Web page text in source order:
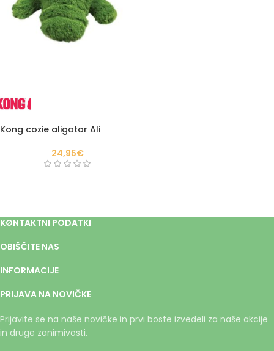
Kong cozie aligator Ali
24,95€
KONTAKTNI PODATKI
OBIŠČITE NAS
INFORMACIJE
PRIJAVA NA NOVIČKE
Prijavite se na naše novičke in prvi boste izvedeli za naše akcije
in druge zanimivosti.